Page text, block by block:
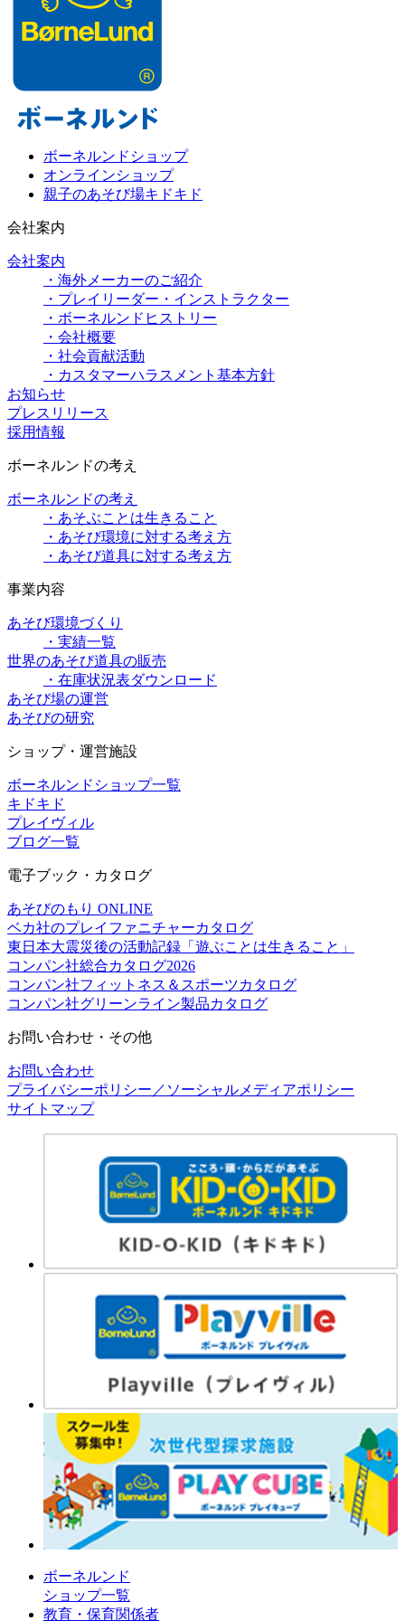
ボーネルンドショップ
オンラインショップ
親子のあそび場キドキド
会社案内
会社案内
・海外メーカーのご紹介
・プレイリーダー・インストラクター
・ボーネルンドヒストリー
・会社概要
・社会貢献活動
・カスタマーハラスメント基本方針
お知らせ
プレスリリース
採用情報
ボーネルンドの考え
ボーネルンドの考え
・あそぶことは生きること
・あそび環境に対する考え方
・あそび道具に対する考え方
事業内容
あそび環境づくり
・実績一覧
世界のあそび道具の販売
・在庫状況表ダウンロード
あそび場の運営
あそびの研究
ショップ・運営施設
ボーネルンドショップ一覧
キドキド
プレイヴィル
ブログ一覧
電子ブック・カタログ
あそびのもり ONLINE
ベカ社のプレイファニチャーカタログ
東日本大震災後の活動記録「遊ぶことは生きること」
コンパン社総合カタログ2026
コンパン社フィットネス＆スポーツカタログ
コンパン社グリーンライン製品カタログ
お問い合わせ・その他
お問い合わせ
プライバシーポリシー／ソーシャルメディアポリシー
サイトマップ
ボーネルンド
ショップ一覧
教育・保育関係者